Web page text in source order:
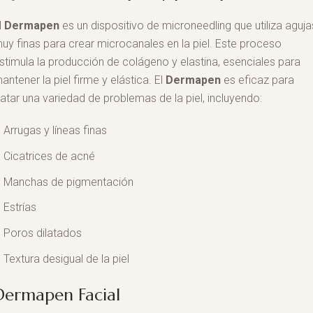
Dermapen es un dispositivo de microneedling que utiliza
finas para crear microcanales en la piel. Este proceso
la producción de colágeno y elastina, esenciales para
la piel firme y elástica. El Dermapen es eficaz para
una variedad de problemas de la piel, incluyendo:
Arrugas y líneas finas
Cicatrices de acné
Manchas de pigmentación
Estrías
Poros dilatados
Textura desigual de la piel
Facial